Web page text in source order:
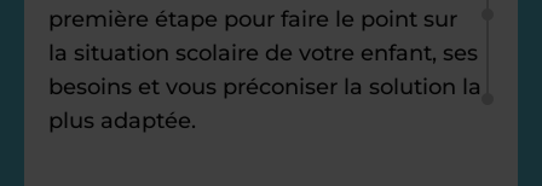
première étape pour faire le point sur
la situation scolaire de votre enfant, ses
besoins et vous préconiser la solution la
plus adaptée.